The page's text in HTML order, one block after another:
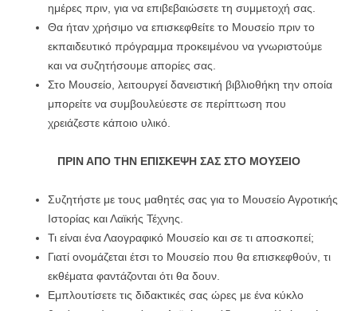
ημέρες πριν, για να επιβεβαιώσετε τη συμμετοχή σας.
Θα ήταν χρήσιμο να επισκεφθείτε το Μουσείο πριν το
εκπαιδευτικό πρόγραμμα προκειμένου να γνωριστούμε
και να συζητήσουμε απορίες σας.
Στο Μουσείο, λειτουργεί δανειστική βιβλιοθήκη την οποία
μπορείτε να συμβουλεύεστε σε περίπτωση που
χρειάζεστε κάποιο υλικό.
ΠΡΙΝ ΑΠΟ ΤΗΝ ΕΠΙΣΚΕΨΗ ΣΑΣ ΣΤΟ ΜΟΥΣΕΙΟ
Συζητήστε με τους μαθητές σας για το Μουσείο Αγροτικής
Ιστορίας και Λαϊκής Τέχνης.
Τι είναι ένα Λαογραφικό Μουσείο και σε τι αποσκοπεί;
Γιατί ονομάζεται έτσι το Μουσείο που θα επισκεφθούν, τι
εκθέματα φαντάζονται ότι θα δουν.
Εμπλουτίσετε τις διδακτικές σας ώρες με ένα κύκλο